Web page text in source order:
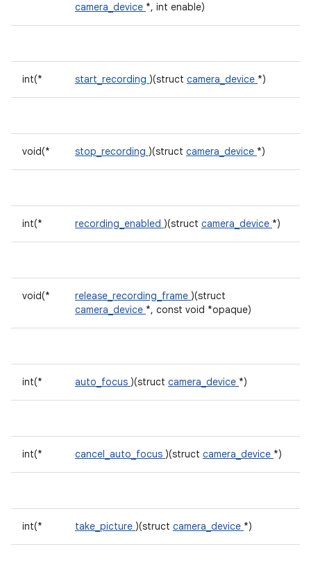
camera_device *, int enable)
int(* start_recording )(struct camera_device *)
void(* stop_recording )(struct camera_device *)
int(* recording_enabled )(struct camera_device *)
void(* release_recording_frame )(struct
camera_device *, const void *opaque)
int(* auto_focus )(struct camera_device *)
int(* cancel_auto_focus )(struct camera_device *)
int(* take_picture )(struct camera_device *)